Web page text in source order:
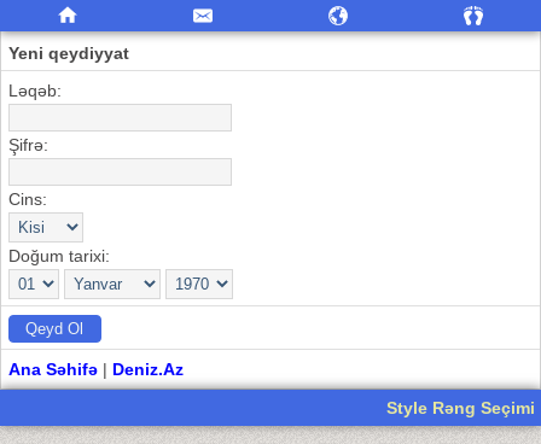
Yeni qeydiyyat
Ləqəb:
Şifrə:
Cins:
Doğum tarixi:
Ana Səhifə | Deniz.Az
Style Rəng Seçimi